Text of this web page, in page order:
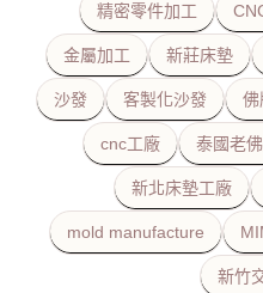
精密零件加工
金屬加工 新莊床墊
沙發 客製化沙發 佛
cnc工廠 泰國老
新北床墊工廠
mold manufacture
新竹